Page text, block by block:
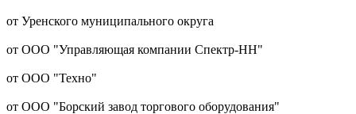
от Уренского муниципального округа
от ООО "Управляющая компании Спектр-НН"
от ООО "Техно"
от ООО "Борский завод торгового оборудования"